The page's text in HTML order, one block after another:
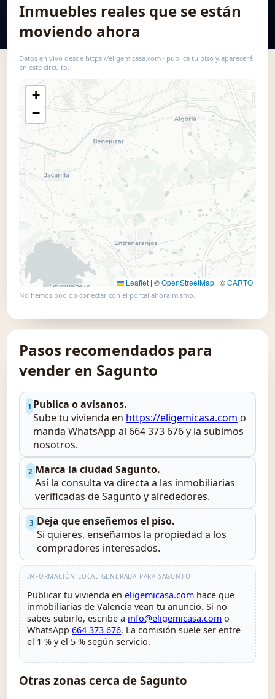
Inmuebles reales que se están
moviendo ahora
Datos en vivo desde https://eligemicasa.com · publica tu piso y aparecerá
en este circuito.
+
−
Leaflet | ©OpenStreetMap· ©CARTO
📍 Usar este mapa
No hemos podido conectar con el portal ahora mismo.
Pasos recomendados para
vender en Sagunto
1 Publica o avísanos.
Sube tu vivienda en https://eligemicasa.com o
manda WhatsApp al 664 373 676 y la subimos
nosotros.
2 Marca la ciudad Sagunto.
Así la consulta va directa a las inmobiliarias
verificadas de Sagunto y alrededores.
3 Deja que enseñemos el piso.
Si quieres, enseñamos la propiedad a los
compradores interesados.
INFORMACIÓN LOCAL GENERADA PARA SAGUNTO
Publicar tu vivienda eneligemicasa.com hace que
inmobiliarias de Valencia vean tu anuncio. Si no
sabes subirlo, escribe a info@eligemicasa.com o
WhatsApp664 373 676. La comisión suele ser entre
el 1 % y el 5 % según servicio.
Otras zonas cerca de Sagunto